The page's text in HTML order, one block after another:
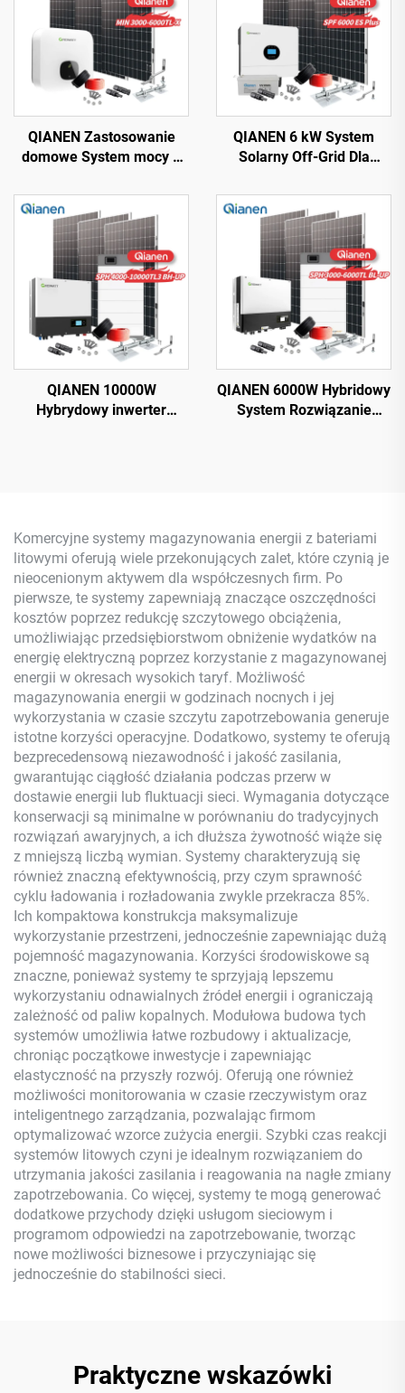
QIANEN Zastosowanie
domowe System mocy 3
Monokrystaliczny krzem z
technologią MPPT
QIANEN 6 kW System
Solarny Off-Grid Dla
Montażu Paneli
Słonecznych Na Dachu,
Magazyn Energii Dla
Zastosowań Domowych
QIANEN 10000W
Hybrydowy inwerter
QIANEN 6000W Hybridowy
System Rozwiązanie
Komercyjne systemy magazynowania energii z bateriami
litowymi oferują wiele przekonujących zalet, które czynią je
nieocenionym aktywem dla współczesnych firm. Po
pierwsze, te systemy zapewniają znaczące oszczędności
kosztów poprzez redukcję szczytowego obciążenia,
umożliwiając przedsiębiorstwom obniżenie wydatków na
energię elektryczną poprzez korzystanie z magazynowanej
energii w okresach wysokich taryf. Możliwość
magazynowania energii w godzinach nocnych i jej
wykorzystania w czasie szczytu zapotrzebowania generuje
istotne korzyści operacyjne. Dodatkowo, systemy te oferują
bezprecedensową niezawodność i jakość zasilania,
gwarantując ciągłość działania podczas przerw w
dostawie energii lub fluktuacji sieci. Wymagania dotyczące
konserwacji są minimalne w porównaniu do tradycyjnych
rozwiązań awaryjnych, a ich dłuższa żywotność wiąże się
z mniejszą liczbą wymian. Systemy charakteryzują się
również znaczną efektywnością, przy czym sprawność
cyklu ładowania i rozładowania zwykle przekracza 85%.
Ich kompaktowa konstrukcja maksymalizuje
wykorzystanie przestrzeni, jednocześnie zapewniając dużą
pojemność magazynowania. Korzyści środowiskowe są
znaczne, ponieważ systemy te sprzyjają lepszemu
wykorzystaniu odnawialnych źródeł energii i ograniczają
zależność od paliw kopalnych. Modułowa budowa tych
systemów umożliwia łatwe rozbudowy i aktualizacje,
chroniąc początkowe inwestycje i zapewniając
elastyczność na przyszły rozwój. Oferują one również
możliwości monitorowania w czasie rzeczywistym oraz
inteligentnego zarządzania, pozwalając firmom
optymalizować wzorce zużycia energii. Szybki czas reakcji
systemów litowych czyni je idealnym rozwiązaniem do
utrzymania jakości zasilania i reagowania na nagłe zmiany
zapotrzebowania. Co więcej, systemy te mogą generować
dodatkowe przychody dzięki usługom sieciowym i
programom odpowiedzi na zapotrzebowanie, tworząc
nowe możliwości biznesowe i przyczyniając się
jednocześnie do stabilności sieci.
Praktyczne wskazówki